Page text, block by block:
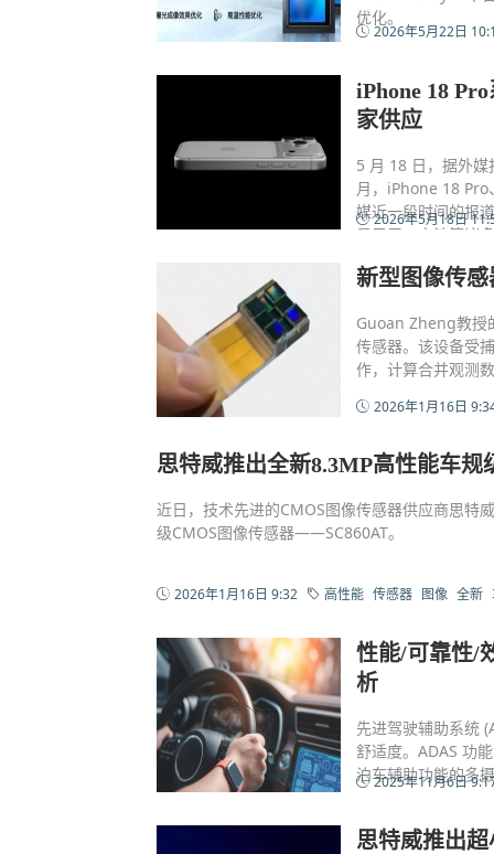
优化。
2026年5月22日
iPhone 18
家供应
5 月 18 日，据外
月，iPhone 18
媒近一段时间的报
显示屏、电池等诸
2026年5月18日
新型图像传
Guoan Zheng教授
传感器。该设备受
作，计算合并观测
2026年1月16日
思特威推出全新8.3MP高性能车规
近日，技术先进的CMOS图像传感器供应商思特
级CMOS图像传感器——SC860AT。
2026年1月16日 9:32 高性能 传感器 图像 全新
性能/可靠性/
析
先进驾驶辅助系统
舒适度。ADAS 功
泊车辅助功能的多
2025年11月6日
思特威推出